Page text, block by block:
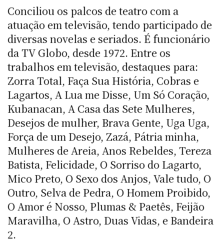
Conciliou os palcos de teatro com a
atuação em televisão, tendo participado de
diversas novelas e seriados. É funcionário
da TV Globo, desde 1972. Entre os
trabalhos em televisão, destaques para:
Zorra Total, Faça Sua História, Cobras e
Lagartos, A Lua me Disse, Um Só Coração,
Kubanacan, A Casa das Sete Mulheres,
Desejos de mulher, Brava Gente, Uga Uga,
Força de um Desejo, Zazá, Pátria minha,
Mulheres de Areia, Anos Rebeldes, Tereza
Batista, Felicidade, O Sorriso do Lagarto,
Mico Preto, O Sexo dos Anjos, Vale tudo, O
Outro, Selva de Pedra, O Homem Proibido,
O Amor é Nosso, Plumas & Paetês, Feijão
Maravilha, O Astro, Duas Vidas, e Bandeira
2.